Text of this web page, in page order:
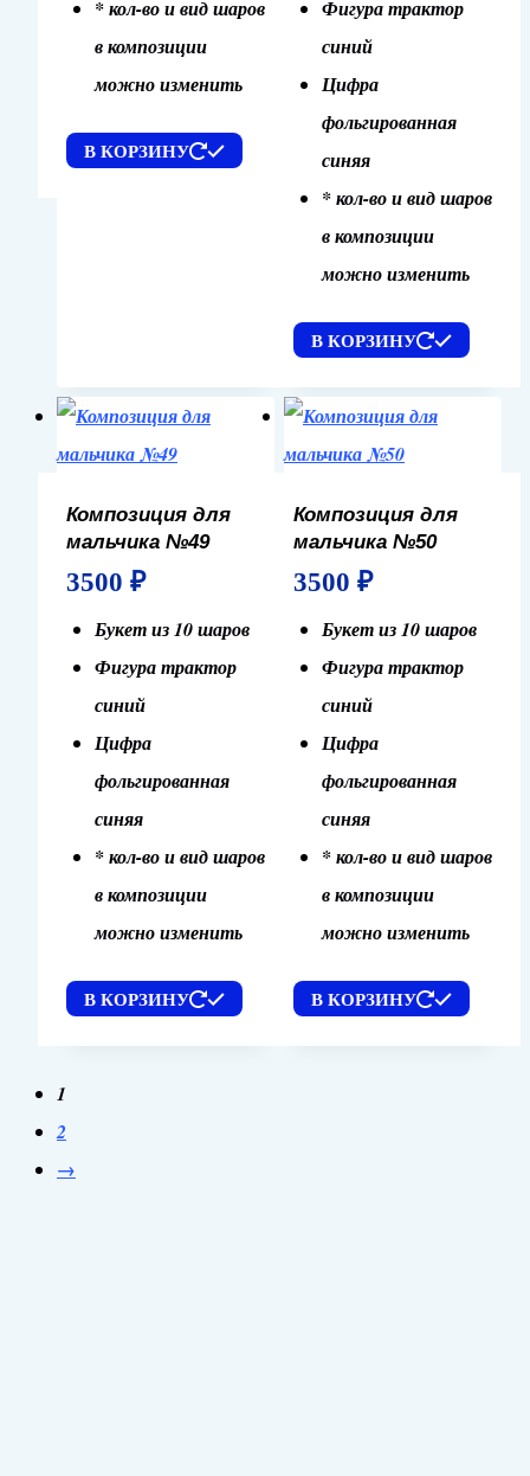
* кол-во и вид шаров
в композиции
можно изменить
В КОРЗИНУ
Фигура трактор
синий
Цифра
фольгированная
синяя
* кол-во и вид шаров
в композиции
можно изменить
В КОРЗИНУ
Композиция для
мальчика №49
3500 ₽
Букет из 10 шаров
Фигура трактор
синий
Цифра
фольгированная
синяя
* кол-во и вид шаров
в композиции
можно изменить
В КОРЗИНУ
Композиция для
мальчика №50
3500 ₽
Букет из 10 шаров
Фигура трактор
синий
Цифра
фольгированная
синяя
* кол-во и вид шаров
в композиции
можно изменить
В КОРЗИНУ
1
2
→